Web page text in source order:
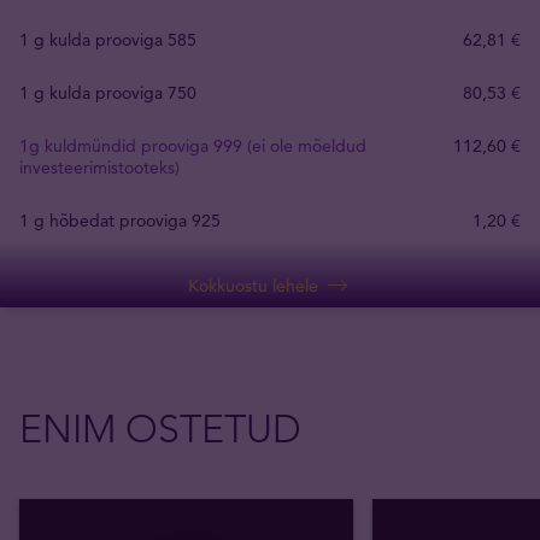
1 g kulda prooviga 585 62,81 €
1 g kulda prooviga 750 80,53 €
1g kuldmündid prooviga 999 (ei ole mõeldud
investeerimistooteks)
112,60 €
1 g hõbedat prooviga 925 1 ,20 €
Kokkuostu lehele
ENIM OSTETUD